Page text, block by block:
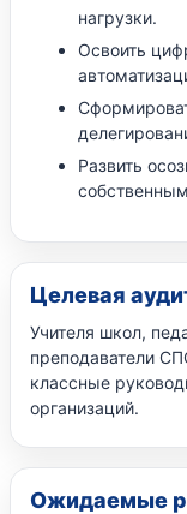
нагрузки.
Освоить
Развить
Целевая
Учителя школ,
преподаватели
классные
организаций.
Ожидаемые